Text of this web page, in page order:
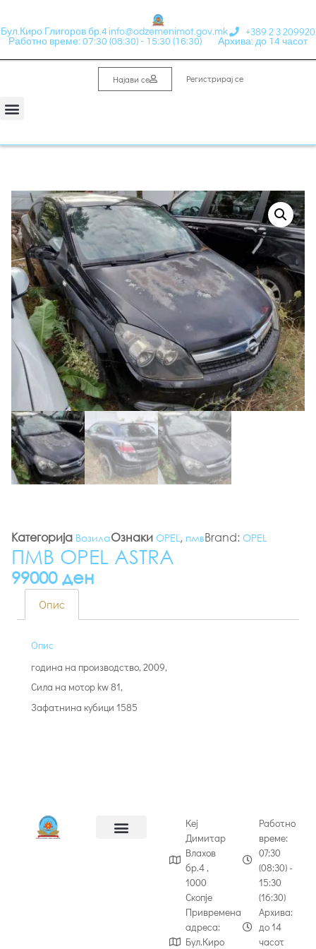
Бул.Киро Глигоров бр.4 info@odzemenimot.gov.mk +389 2 3 209920
Работно време: 07:30 (08:30) - 15:30 (16:30) Архива: до 14 часот
Најави се Регистрирај се
Категорија ВозилаОзнаки OPEL, пмвBrand: OPEL
ПМВ OPEL ASTRA
99000 ден
Опис
Опис
година на производство, 2009,
Сила на мотор kw 81,
Зафатнина кубици 1585
Кеј
Димитар
Влахов
бр.4 ,
1000
Скопје
Привремена
адреса:
Бул.Киро
Работно
време:
07:30
(08:30) -
15:30
(16:30)
Архива:
до 14
часот